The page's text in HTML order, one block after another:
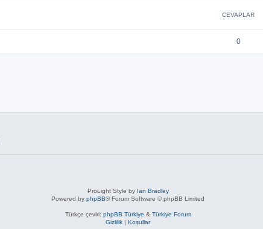
CEVAPLAR
0
ProLight Style by Ian Bradley
Powered by phpBB® Forum Software © phpBB Limited
Türkçe çeviri: phpBB Türkiye & Türkiye Forum
Gizlilik | Koşullar